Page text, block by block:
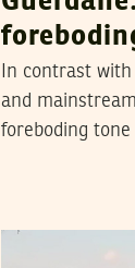
In contrast
and
foreboding